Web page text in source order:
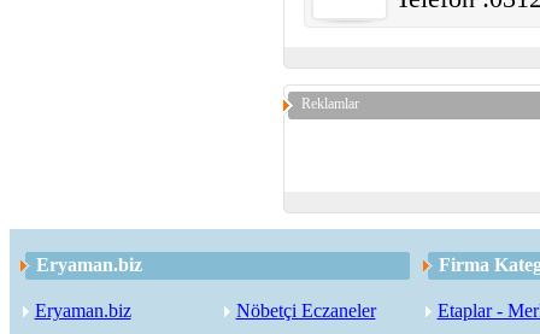
Reklamlar
Eryaman.biz Firma
Eryaman.biz Nöbetçi Eczaneler Etaplar -